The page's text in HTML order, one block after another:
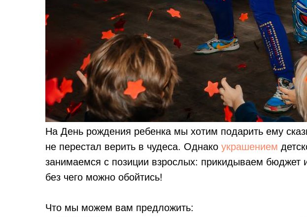
На День рождения ребенка мы хотим подарить ему
не перестал верить в чудеса. Однако украшением
занимаемся с позиции взрослых: прикидываем бюджет
без чего можно обойтись!
Что мы можем вам предложить: